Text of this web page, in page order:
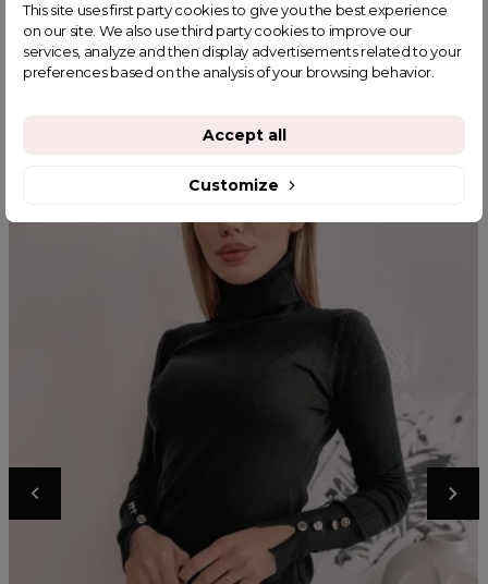
YOU MIGHT ALSO LIKE
This site uses first party cookies to give you the best experience
on our site. We also use third party cookies to improve our
services, analyze and then display advertisements related to your
preferences based on the analysis of your browsing behavior.
Customize
Accept all